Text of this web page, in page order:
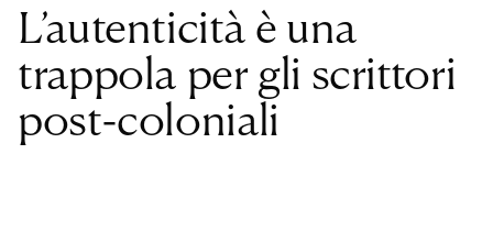
L’autenticità è una
trappola per gli scrittori
post-coloniali